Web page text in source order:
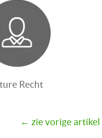
Recht
← zie vorige artikel